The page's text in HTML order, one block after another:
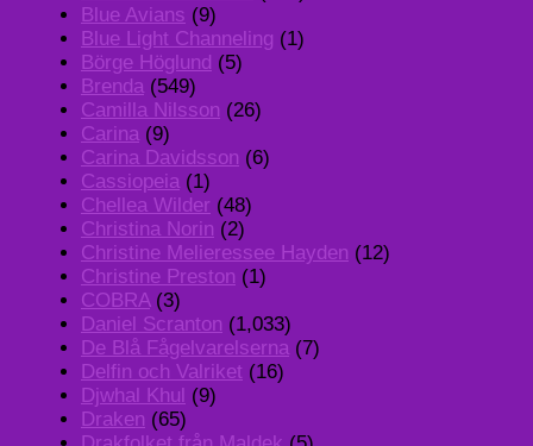
Blue Avians (9)
Blue Light Channeling (1)
Börge Höglund (5)
Brenda (549)
Camilla Nilsson (26)
Carina (9)
Carina Davidsson (6)
Cassiopeia (1)
Chellea Wilder (48)
Christina Norin (2)
Christine Melieressee Hayden (12)
Christine Preston (1)
COBRA(3)
Daniel Scranton (1,033)
De Blå Fågelvarelserna (7)
Delfin och Valriket (16)
Djwhal Khul (9)
Draken (65)